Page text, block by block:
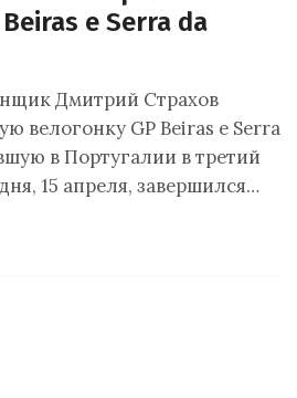
e Serra da
Дмитрий Страхов
велогонку GP Beiras e Serra
в Португалии в третий
15 апреля, завершился…